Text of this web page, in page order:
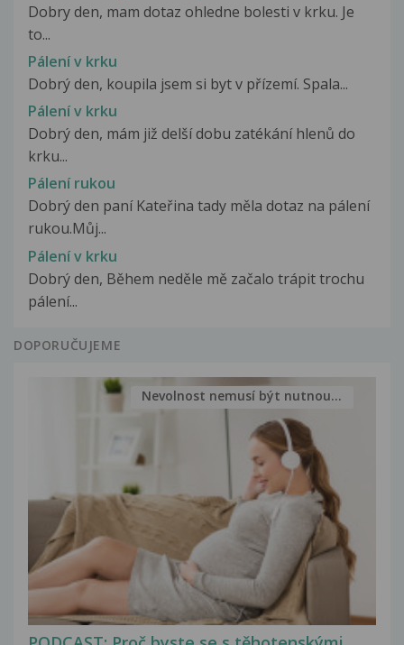
Dobry den, mam dotaz ohledne bolesti v krku. Je
to...
Pálení v krku
Dobrý den, koupila jsem si byt v přízemí. Spala...
Pálení v krku
Dobrý den, mám již delší dobu zatékání hlenů do
krku...
Pálení rukou
Dobrý den paní Kateřina tady měla dotaz na pálení
rukou.Můj...
Pálení v krku
Dobrý den, Během neděle mě začalo trápit trochu
pálení...
DOPORUČUJEME
Nevolnost nemusí být nutnou...